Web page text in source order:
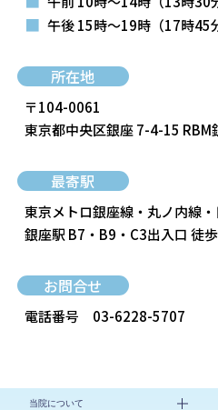
■ 午後 15時～19時 （17時45
所在地
〒104-0061
東京都中央区銀座 7-4-15 RBM
最寄駅
東京メトロ銀座線・丸ノ内線
銀座駅 B7・B9・C3出入口 徒
お問合せ
電話番号 03-6228-5707
当院について